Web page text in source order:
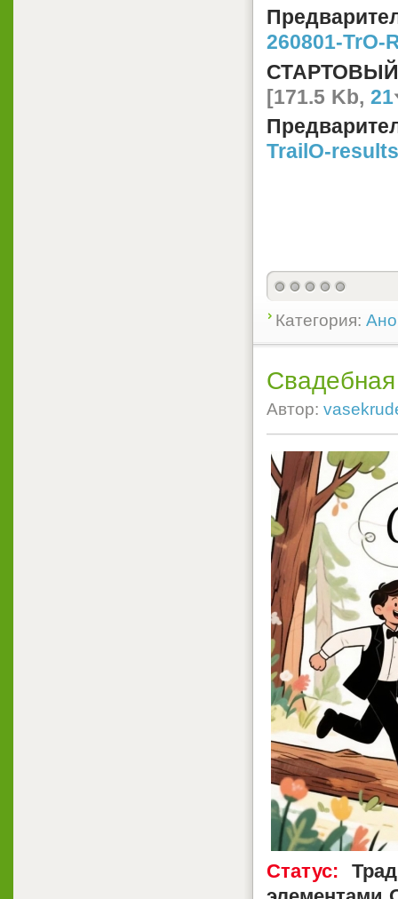
260801-TrO-
[171.5 Kb,21
TrailO-
Категория:
Автор:
Статус: